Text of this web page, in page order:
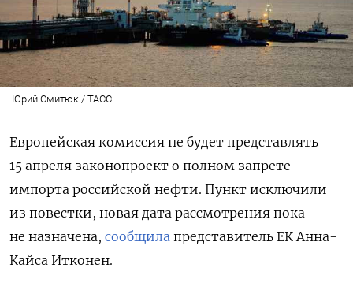
Юрий Смитюк / ТАСС
Европейская комиссия не будет представлять
15 апреля законопроект о полном запрете
импорта российской нефти. Пункт исключили
из повестки, новая дата рассмотрения пока
не назначена, сообщила представитель ЕК ​Анна-
Кайса Итконен.